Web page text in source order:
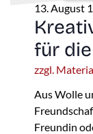
13. August
für
zzgl.
Aus Wolle
Freundin